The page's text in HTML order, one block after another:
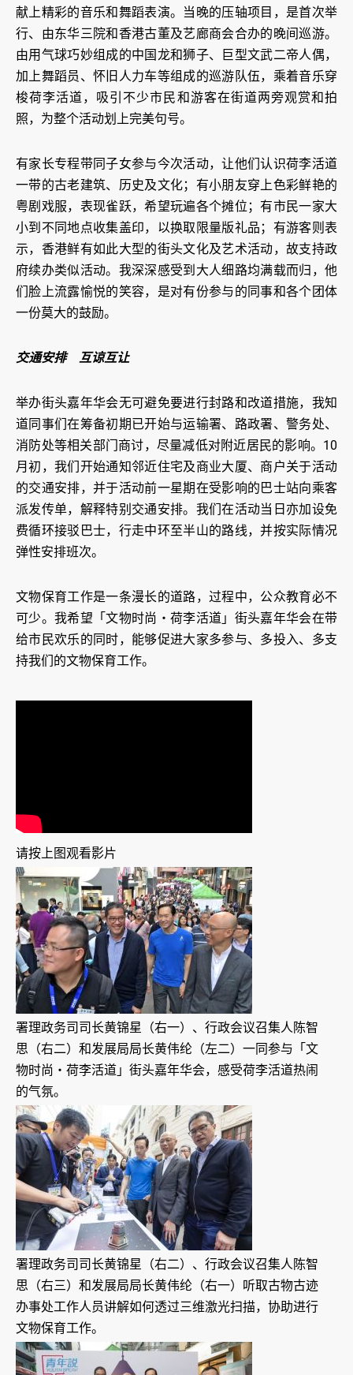
献上精彩的音乐和舞蹈表演。当晚的压轴项目，是首次举
行、由东华三院和香港古董及艺廊商会合办的晚间巡游。
由用气球巧妙组成的中国龙和狮子、巨型文武二帝人偶，
加上舞蹈员、怀旧人力车等组成的巡游队伍，乘着音乐穿
梭荷李活道，吸引不少市民和游客在街道两旁观赏和拍
照，为整个活动划上完美句号。
有家长专程带同子女参与今次活动，让他们认识荷李活道
一带的古老建筑、历史及文化；有小朋友穿上色彩鲜艳的
粤剧戏服，表现雀跃，希望玩遍各个摊位；有市民一家大
小到不同地点收集盖印，以换取限量版礼品；有游客则表
示，香港鲜有如此大型的街头文化及艺术活动，故支持政
府续办类似活动。我深深感受到大人细路均满载而归，他
们脸上流露愉悦的笑容，是对有份参与的同事和各个团体
一份莫大的鼓励。
交通安排 互谅互让
举办街头嘉年华会无可避免要进行封路和改道措施，我知
道同事们在筹备初期已开始与运输署、路政署、警务处、
消防处等相关部门商讨，尽量减低对附近居民的影响。10
月初，我们开始通知邻近住宅及商业大厦、商户关于活动
的交通安排，并于活动前一星期在受影响的巴士站向乘客
派发传单，解释特别交通安排。我们在活动当日亦加设免
费循环接驳巴士，行走中环至半山的路线，并按实际情况
弹性安排班次。
文物保育工作是一条漫长的道路，过程中，公众教育必不
可少。我希望「文物时尚‧荷李活道」街头嘉年华会在带
给市民欢乐的同时，能够促进大家多参与、多投入、多支
持我们的文物保育工作。
请按上图观看影片
署理政务司司长黄锦星（右一）、行政会议召集人陈智
思（右二）和发展局局长黄伟纶（左二）一同参与「文
物时尚‧荷李活道」街头嘉年华会，感受荷李活道热闹
的气氛。
署理政务司司长黄锦星（右二）、行政会议召集人陈智
思（右三）和发展局局长黄伟纶（右一）听取古物古迹
办事处工作人员讲解如何透过三维激光扫描，协助进行
文物保育工作。